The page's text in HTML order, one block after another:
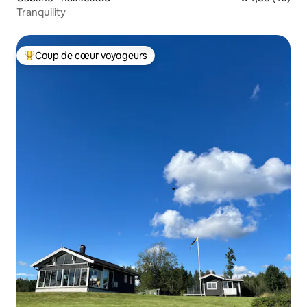
Tranquility
Coups de cœur voyageurs les plus appréciés
Coup de cœur voyageurs